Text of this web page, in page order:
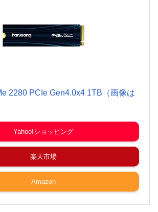
2280 PCIe Gen4.0x4 1TB（画像は
Yahoo!ショッピング
楽天市場
Amazon